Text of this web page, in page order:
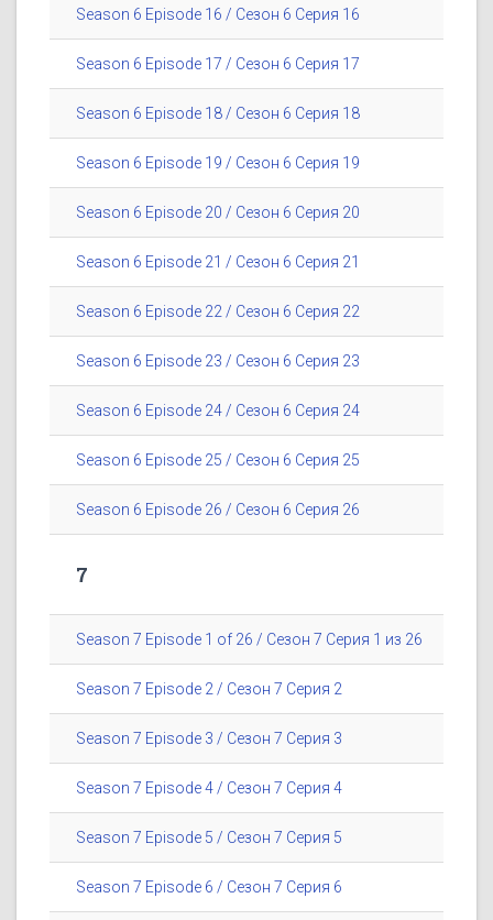
Season 6 Episode 16 / Сезон 6 Серия 16
Season 6 Episode 17 / Сезон 6 Серия 17
Season 6 Episode 18 / Сезон 6 Серия 18
Season 6 Episode 19 / Сезон 6 Серия 19
Season 6 Episode 20 / Сезон 6 Серия 20
Season 6 Episode 21 / Сезон 6 Серия 21
Season 6 Episode 22 / Сезон 6 Серия 22
Season 6 Episode 23 / Сезон 6 Серия 23
Season 6 Episode 24 / Сезон 6 Серия 24
Season 6 Episode 25 / Сезон 6 Серия 25
Season 6 Episode 26 / Сезон 6 Серия 26
7
Season 7 Episode 1 of 26 / Сезон 7 Серия 1 из 26
Season 7 Episode 2 / Сезон 7 Серия 2
Season 7 Episode 3 / Сезон 7 Серия 3
Season 7 Episode 4 / Сезон 7 Серия 4
Season 7 Episode 5 / Сезон 7 Серия 5
Season 7 Episode 6 / Сезон 7 Серия 6